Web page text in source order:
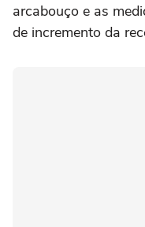
arcabouço e as
de incremento da